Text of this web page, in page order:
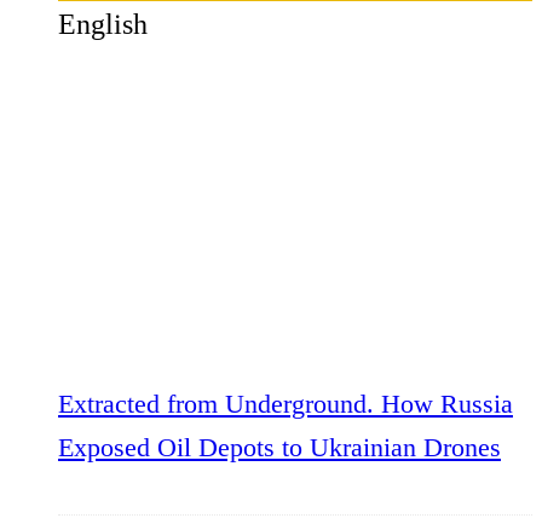
English
Extracted from Underground. How Russia
Exposed Oil Depots to Ukrainian Drones